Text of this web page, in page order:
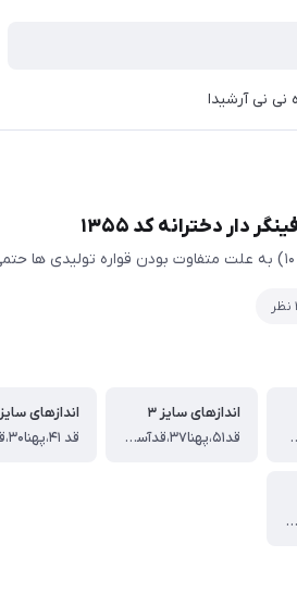
نی نی آرشیدا
دار دخترانه کد ۱۳۵۵
اندازهای سایز ۳
قد۵۱،پهنا۳۷،قدآستین۴۸
اندازهای سایز ۱
قد۵۷،پهنا۴۱،قدآستین۵۳